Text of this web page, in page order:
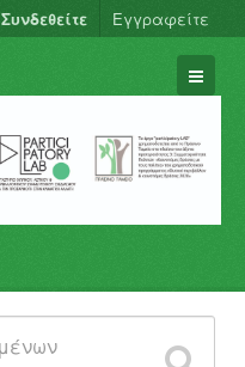
Συνδεθείτε Εγγραφείτε